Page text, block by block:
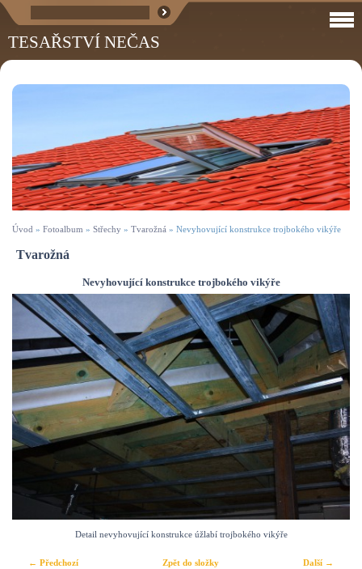
TESAŘSTVÍ NEČAS
Úvod » Fotoalbum » Střechy » Tvarožná » Nevyhovující konstrukce trojbokého vikýře
Tvarožná
Nevyhovující konstrukce trojbokého vikýře
Detail nevyhovující konstrukce úžlabí trojbokého vikýře
← Předchozí Další →
Zpět do složky